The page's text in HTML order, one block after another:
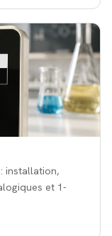
installation,
et 1-